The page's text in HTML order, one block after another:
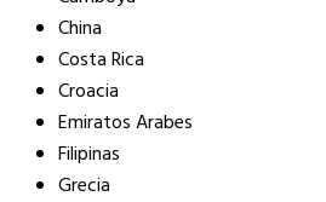
China
Costa Rica
Croacia
Emiratos Arabes
Filipinas
Grecia